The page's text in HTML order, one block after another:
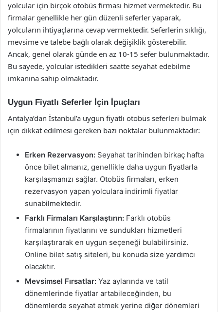
yolcular için birçok otobüs firması hizmet vermektedir. Bu
firmalar genellikle her gün düzenli seferler yaparak,
yolcuların ihtiyaçlarına cevap vermektedir. Seferlerin sıklığı,
mevsime ve talebe bağlı olarak değişiklik gösterebilir.
Ancak, genel olarak günde en az 10-15 sefer bulunmaktadır.
Bu sayede, yolcular istedikleri saatte seyahat edebilme
imkanına sahip olmaktadır.
Uygun Fiyatlı Seferler İçin İpuçları
Antalya’dan İstanbul’a uygun fiyatlı otobüs seferleri bulmak
için dikkat edilmesi gereken bazı noktalar bulunmaktadır:
Erken Rezervasyon: Seyahat tarihinden birkaç hafta
önce bilet almanız, genellikle daha uygun fiyatlarla
karşılaşmanızı sağlar. Otobüs firmaları, erken
rezervasyon yapan yolculara indirimli fiyatlar
sunabilmektedir.
Farklı Firmaları Karşılaştırın: Farklı otobüs
firmalarının fiyatlarını ve sundukları hizmetleri
karşılaştırarak en uygun seçeneği bulabilirsiniz.
Online bilet satış siteleri, bu konuda size yardımcı
olacaktır.
Mevsimsel Fırsatlar: Yaz aylarında ve tatil
dönemlerinde fiyatlar artabileceğinden, bu
dönemlerde seyahat etmek yerine diğer dönemleri